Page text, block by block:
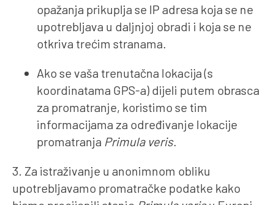
opažanja prikuplja se IP adresa koja se ne
upotrebljava u daljnjoj obradi i koja se ne
otkriva trećim stranama.
Ako se vaša trenutačna lokacija (s
koordinatama GPS-a) dijeli putem obrasca
za promatranje, koristimo se tim
informacijama za određivanje lokacije
promatranja Primula veris.
3. Za istraživanje u anonimnom obliku
upotrebljavamo promatračke podatke kako